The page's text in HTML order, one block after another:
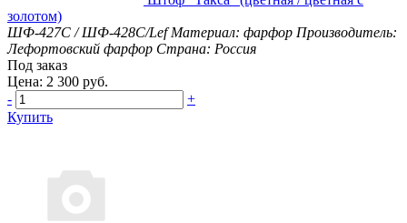
золотом)
ШФ-427С / ШФ-428С/Lef Материал: фарфор Производитель:
Лефортовский фарфор Страна: Россия
Под заказ
Цена: 2 300 руб.
-
+
Купить